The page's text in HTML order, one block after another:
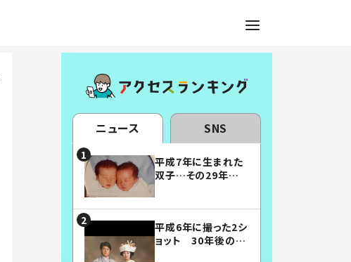
ニュース SNS
平成7年に生まれた
双子…その29年後
平成6年に撮った2シ
ョット 30年後の姿